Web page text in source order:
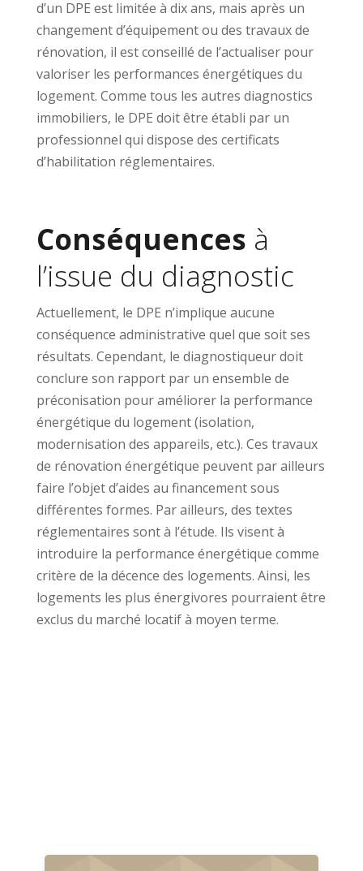
d’un DPE est limitée à dix ans, mais après un
changement d’équipement ou des travaux de
rénovation, il est conseillé de l’actualiser pour
valoriser les performances énergétiques du
logement. Comme tous les autres diagnostics
immobiliers, le DPE doit être établi par un
professionnel qui dispose des certificats
d’habilitation réglementaires.
Conséquences à
l’issue du diagnostic
Actuellement, le DPE n’implique aucune
conséquence administrative quel que soit ses
résultats. Cependant, le diagnostiqueur doit
conclure son rapport par un ensemble de
préconisation pour améliorer la performance
énergétique du logement (isolation,
modernisation des appareils, etc.). Ces travaux
de rénovation énergétique peuvent par ailleurs
faire l’objet d’aides au financement sous
différentes formes. Par ailleurs, des textes
réglementaires sont à l’étude. Ils visent à
introduire la performance énergétique comme
critère de la décence des logements. Ainsi, les
logements les plus énergivores pourraient être
exclus du marché locatif à moyen terme.